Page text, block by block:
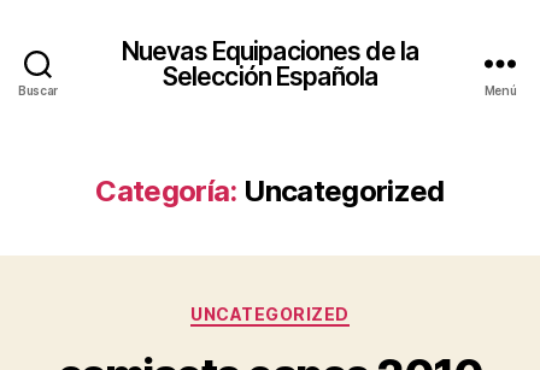
Buscar
Nuevas Equipaciones de la
Selección Española
Menú
Categoría: Uncategorized
Categorías
UNCATEGORIZED